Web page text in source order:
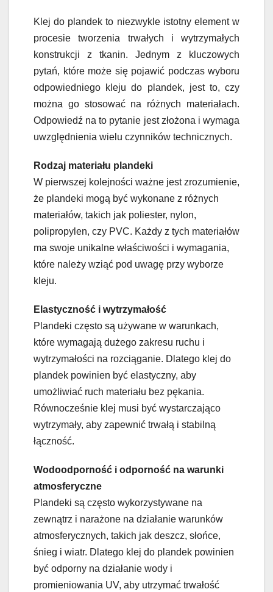
Klej do plandek to niezwykle istotny element w
procesie tworzenia trwałych i wytrzymałych
konstrukcji z tkanin. Jednym z kluczowych
pytań, które może się pojawić podczas wyboru
odpowiedniego kleju do plandek, jest to, czy
można go stosować na różnych materiałach.
Odpowiedź na to pytanie jest złożona i wymaga
uwzględnienia wielu czynników technicznych.
Rodzaj materiału plandeki
W pierwszej kolejności ważne jest zrozumienie,
że plandeki mogą być wykonane z różnych
materiałów, takich jak poliester, nylon,
polipropylen, czy PVC. Każdy z tych materiałów
ma swoje unikalne właściwości i wymagania,
które należy wziąć pod uwagę przy wyborze
kleju.
Elastyczność i wytrzymałość
Plandeki często są używane w warunkach,
które wymagają dużego zakresu ruchu i
wytrzymałości na rozciąganie. Dlatego klej do
plandek powinien być elastyczny, aby
umożliwiać ruch materiału bez pękania.
Równocześnie klej musi być wystarczająco
wytrzymały, aby zapewnić trwałą i stabilną
łączność.
Wodoodporność i odporność na warunki
atmosferyczne
Plandeki są często wykorzystywane na
zewnątrz i narażone na działanie warunków
atmosferycznych, takich jak deszcz, słońce,
śnieg i wiatr. Dlatego klej do plandek powinien
być odporny na działanie wody i
promieniowania UV, aby utrzymać trwałość